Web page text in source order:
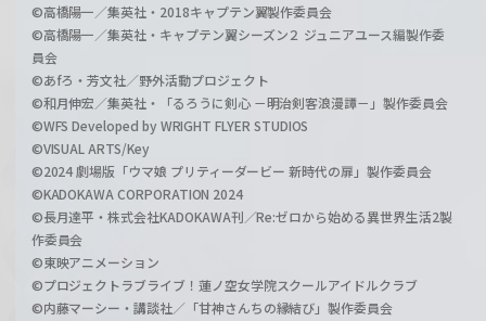
©高橋陽一／集英社・2018キャプテン翼製作委員会
©高橋陽一／集英社・キャプテン翼シーズン２ ジュニアユース編製作委
員会
©あfろ・芳文社／野外活動プロジェクト
©和月伸宏／集英社・「るろうに剣心 －明治剣客浪漫譚－」製作委員会
©WFS Developed by WRIGHT FLYER STUDIOS
©VISUAL ARTS/Key
©2024 劇場版「ウマ娘 プリティーダービー 新時代の扉」製作委員会
©KADOKAWA CORPORATION 2024
©長月達平・株式会社KADOKAWA刊／Re:ゼロから始める異世界生活2製
作委員会
©東映アニメーション
©プロジェクトラブライブ！蓮ノ空女学院スクールアイドルクラブ
©内藤マーシー・講談社／「甘神さんちの縁結び」製作委員会